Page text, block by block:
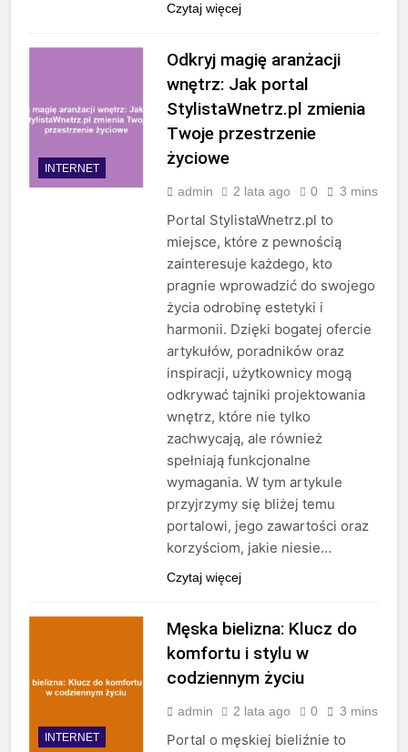
Czytaj więcej
INTERNET
Odkryj magię aranżacji
wnętrz: Jak portal
StylistaWnetrz.pl zmienia
Twoje przestrzenie
życiowe
admin 2 lata ago 0 3 mins
Portal StylistaWnetrz.pl to
miejsce, które z pewnością
zainteresuje każdego, kto
pragnie wprowadzić do swojego
życia odrobinę estetyki i
harmonii. Dzięki bogatej ofercie
artykułów, poradników oraz
inspiracji, użytkownicy mogą
odkrywać tajniki projektowania
wnętrz, które nie tylko
zachwycają, ale również
spełniają funkcjonalne
wymagania. W tym artykule
przyjrzymy się bliżej temu
portalowi, jego zawartości oraz
korzyściom, jakie niesie…
Czytaj więcej
INTERNET
Męska bielizna: Klucz do
komfortu i stylu w
codziennym życiu
admin 2 lata ago 0 3 mins
Portal o męskiej bieliźnie to